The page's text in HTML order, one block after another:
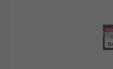
งานวิจัยและพัฒนา
ถ่ายรูปสำหรับเก็บภาพถ่